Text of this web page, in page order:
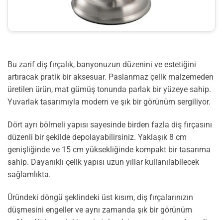
Bu zarif diş fırçalık, banyonuzun düzenini ve estetiğini
artıracak pratik bir aksesuar. Paslanmaz çelik malzemeden
üretilen ürün, mat gümüş tonunda parlak bir yüzeye sahip.
Yuvarlak tasarımıyla modern ve şık bir görünüm sergiliyor.
Dört ayrı bölmeli yapısı sayesinde birden fazla diş fırçasını
düzenli bir şekilde depolayabilirsiniz. Yaklaşık 8 cm
genişliğinde ve 15 cm yüksekliğinde kompakt bir tasarıma
sahip. Dayanıklı çelik yapısı uzun yıllar kullanılabilecek
sağlamlıkta.
Üründeki döngü şeklindeki üst kısım, diş fırçalarınızın
düşmesini engeller ve aynı zamanda şık bir görünüm